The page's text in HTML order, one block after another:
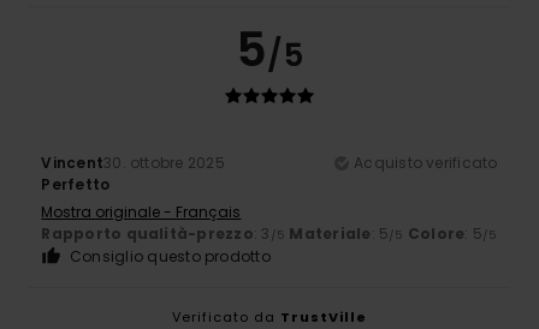
5/5
Vincent30. ottobre 2025
Acquisto verificato
Perfetto
Mostra originale - Français
Rapporto qualità-prezzo: 3 /5 Materiale: 5/5 Colore: 5/5
Consiglio questo prodotto
Verificato da TrustVille